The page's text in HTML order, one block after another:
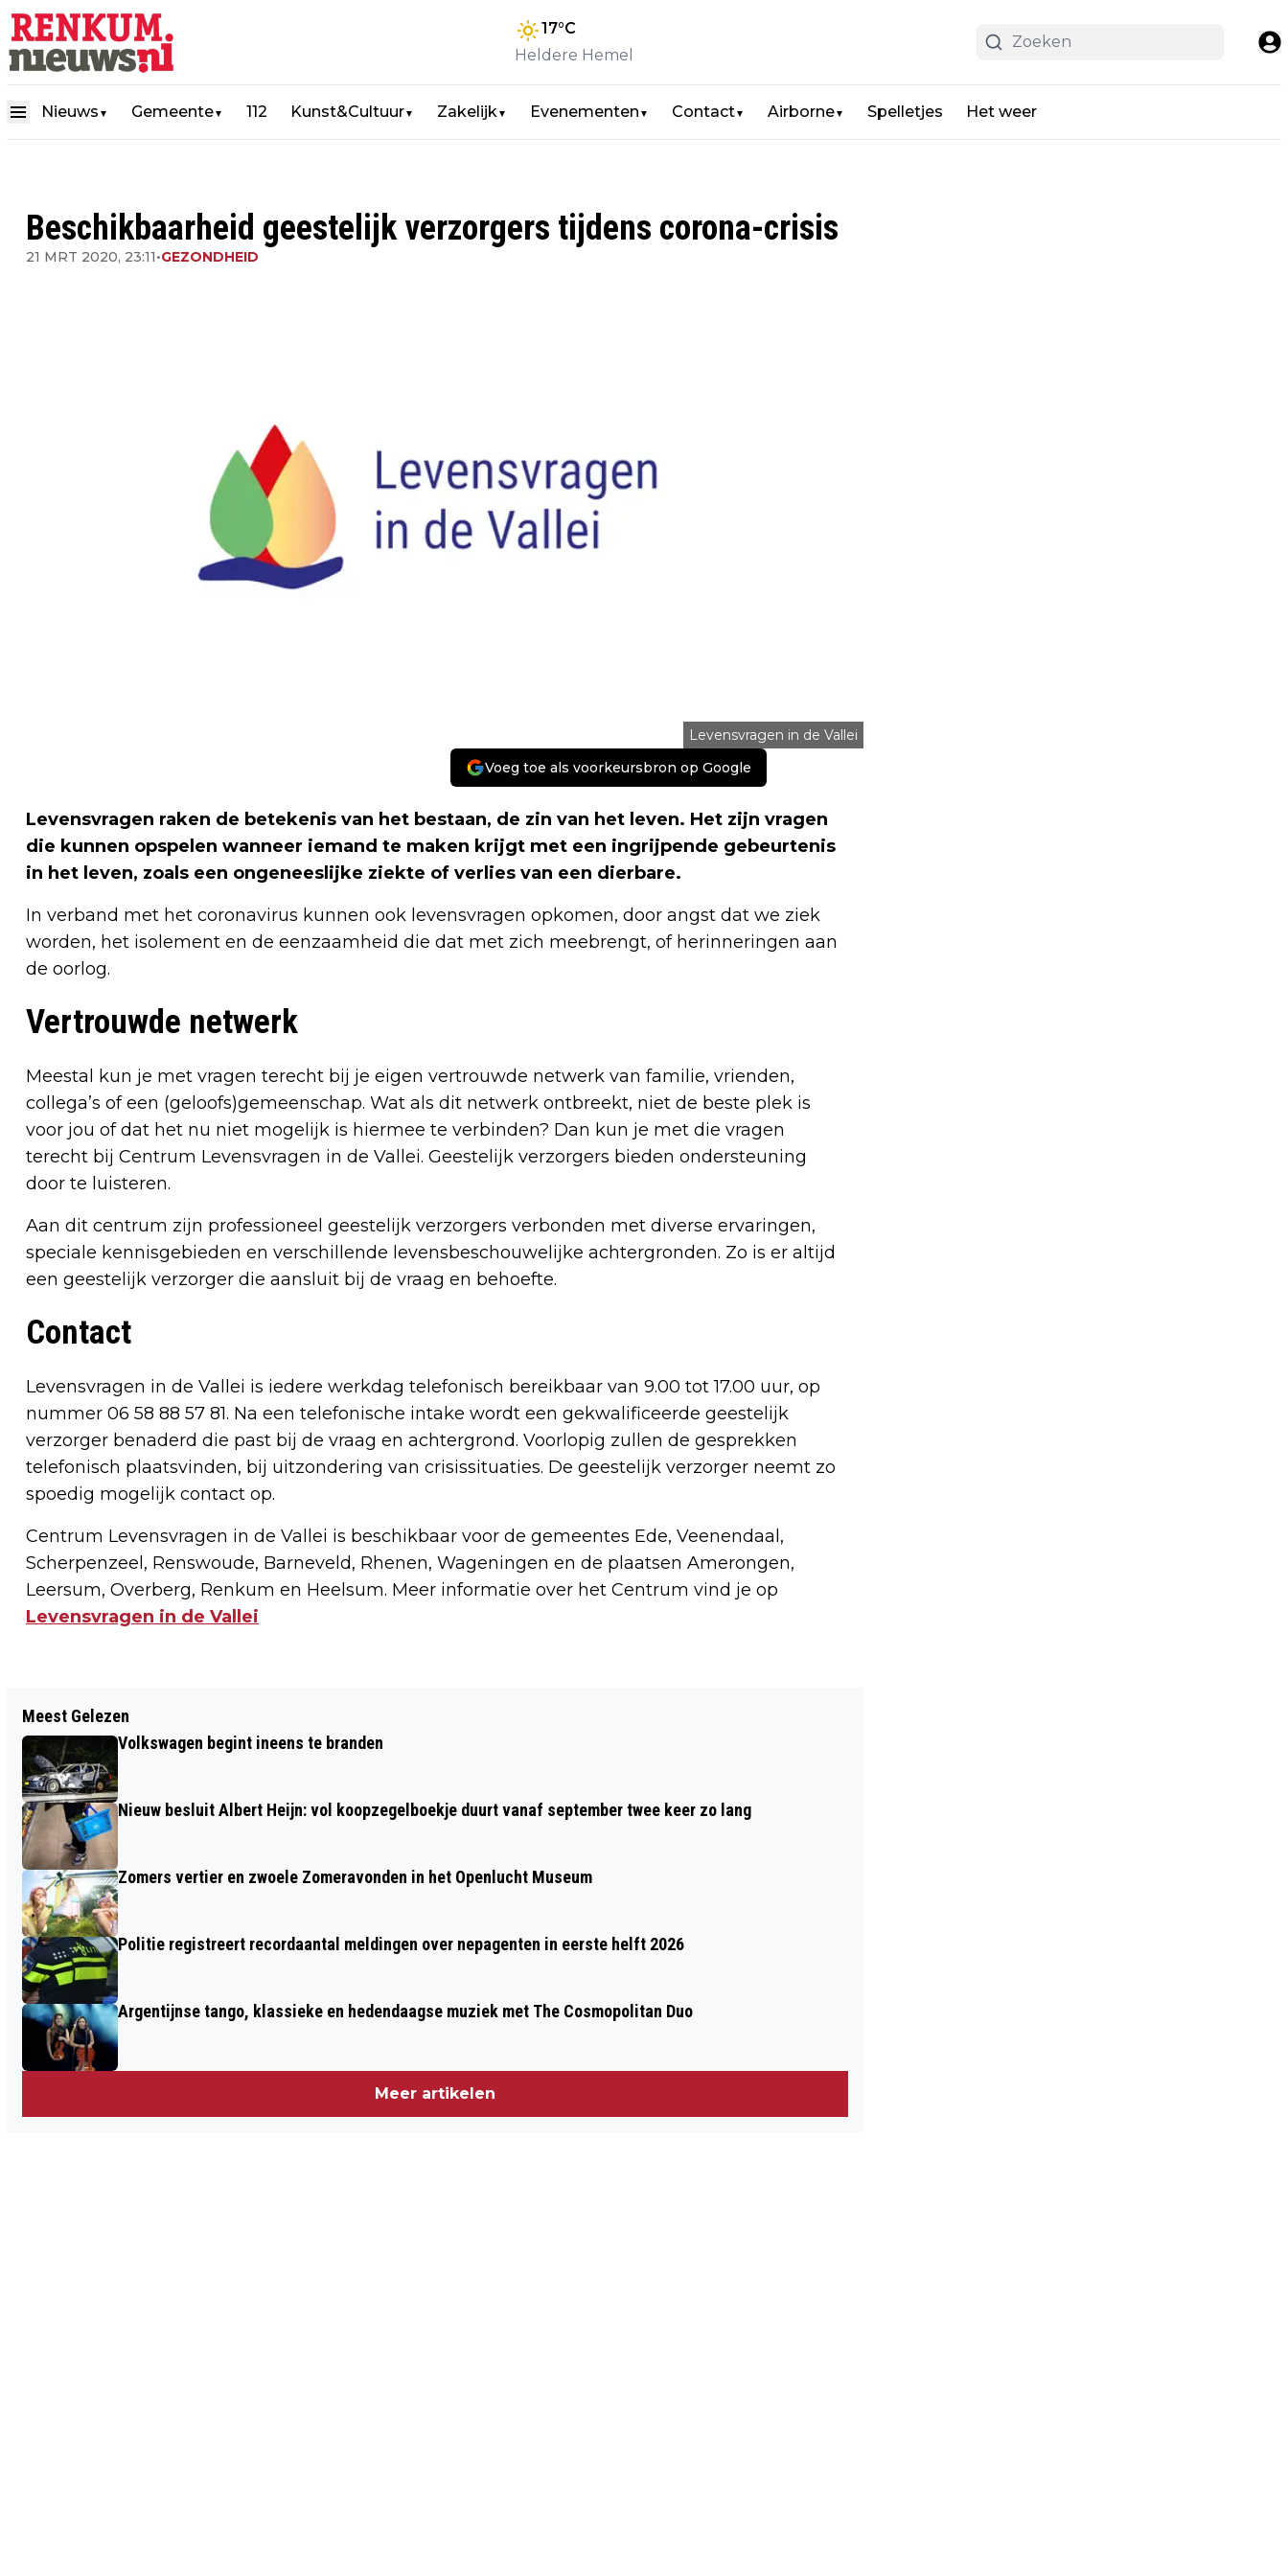
17°C
Heldere Hemel
Nieuws ▼ Gemeente▼ 112 Kunst&Cultuur▼ Zakelijk▼ Evenementen ▼ Contact▼ Airborne▼ Spelletjes Het weer
Beschikbaarheid geestelijk verzorgers tijdens corona-crisis
21 MRT 2020, 23:11•GEZONDHEID
Levensvragen in de Vallei
Voeg toe als voorkeursbron op Google
Levensvragen raken de betekenis van het bestaan, de zin van het leven. Het zijn vragen
die kunnen opspelen wanneer iemand te maken krijgt met een ingrijpende gebeurtenis
in het leven, zoals een ongeneeslijke ziekte of verlies van een dierbare.
In verband met het coronavirus kunnen ook levensvragen opkomen, door angst dat we ziek
worden, het isolement en de eenzaamheid die dat met zich meebrengt, of herinneringen aan
de oorlog.
Vertrouwde netwerk
Meestal kun je met vragen terecht bij je eigen vertrouwde netwerk van familie, vrienden,
collega’s of een (geloofs)gemeenschap. Wat als dit netwerk ontbreekt, niet de beste plek is
voor jou of dat het nu niet mogelijk is hiermee te verbinden? Dan kun je met die vragen
terecht bij Centrum Levensvragen in de Vallei. Geestelijk verzorgers bieden ondersteuning
door te luisteren.
Aan dit centrum zijn professioneel geestelijk verzorgers verbonden met diverse ervaringen,
speciale kennisgebieden en verschillende levensbeschouwelijke achtergronden. Zo is er altijd
een geestelijk verzorger die aansluit bij de vraag en behoefte.
Contact
Levensvragen in de Vallei is iedere werkdag telefonisch bereikbaar van 9.00 tot 17.00 uur, op
nummer 06 58 88 57 81. Na een telefonische intake wordt een gekwalificeerde geestelijk
verzorger benaderd die past bij de vraag en achtergrond. Voorlopig zullen de gesprekken
telefonisch plaatsvinden, bij uitzondering van crisissituaties. De geestelijk verzorger neemt zo
spoedig mogelijk contact op.
Centrum Levensvragen in de Vallei is beschikbaar voor de gemeentes Ede, Veenendaal,
Scherpenzeel, Renswoude, Barneveld, Rhenen, Wageningen en de plaatsen Amerongen,
Leersum, Overberg, Renkum en Heelsum. Meer informatie over het Centrum vind je op
Levensvragen in de Vallei
SMURFIT KAPPA PARENCO SCHENKT
500 MONDKAPJES
Meest Gelezen
Volkswagen begint ineens te branden
Nieuw besluit Albert Heijn: vol koopzegelboekje duurt vanaf september twee keer zo lang
Zomers vertier en zwoele Zomeravonden in het Openlucht Museum
Politie registreert recordaantal meldingen over nepagenten in eerste helft 2026
Argentijnse tango, klassieke en hedendaagse muziek met The Cosmopolitan Duo
Meer artikelen